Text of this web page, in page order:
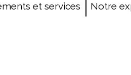
et services
Notre